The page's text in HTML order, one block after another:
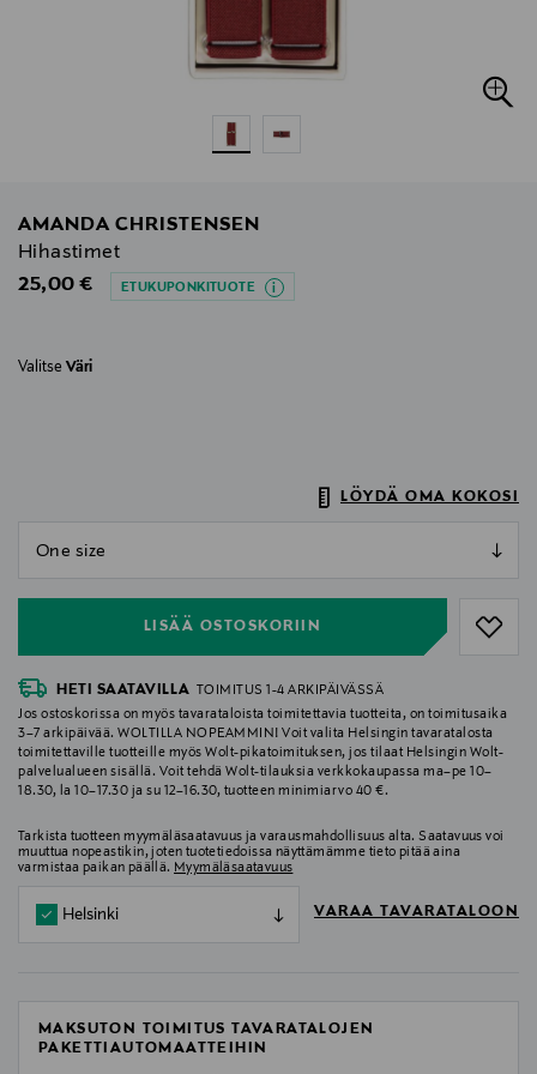
AMANDA CHRISTENSEN
Hihastimet
Original Price
25,00 € ETUKUPONKITUOTE
Valitse Väri
LÖYDÄ OMA KOKOSI
LISÄÄ OSTOSKORIIN
null
HETI SAATAVILLA
TOIMITUS 1-4 ARKIPÄIVÄSSÄ
Jos ostoskorissa on myös tavarataloista toimitettavia tuotteita, on toimitusaika
3–7 arkipäivää. WOLTILLA NOPEAMMIN! Voit valita Helsingin tavaratalosta
toimitettaville tuotteille myös Wolt-pikatoimituksen, jos tilaat Helsingin Wolt-
palvelualueen sisällä. Voit tehdä Wolt-tilauksia verkkokaupassa ma–pe 10–
18.30, la 10–17.30 ja su 12–16.30, tuotteen minimiarvo 40 €.
Tarkista tuotteen myymäläsaatavuus ja varausmahdollisuus alta. Saatavuus voi
muuttua nopeastikin, joten tuotetiedoissa näyttämämme tieto pitää aina
varmistaa paikan päällä. Myymäläsaatavuus
Helsinki VARAA TAVARATALOON
MAKSUTON TOIMITUS TAVARATALOJEN
PAKETTIAUTOMAATTEIHIN